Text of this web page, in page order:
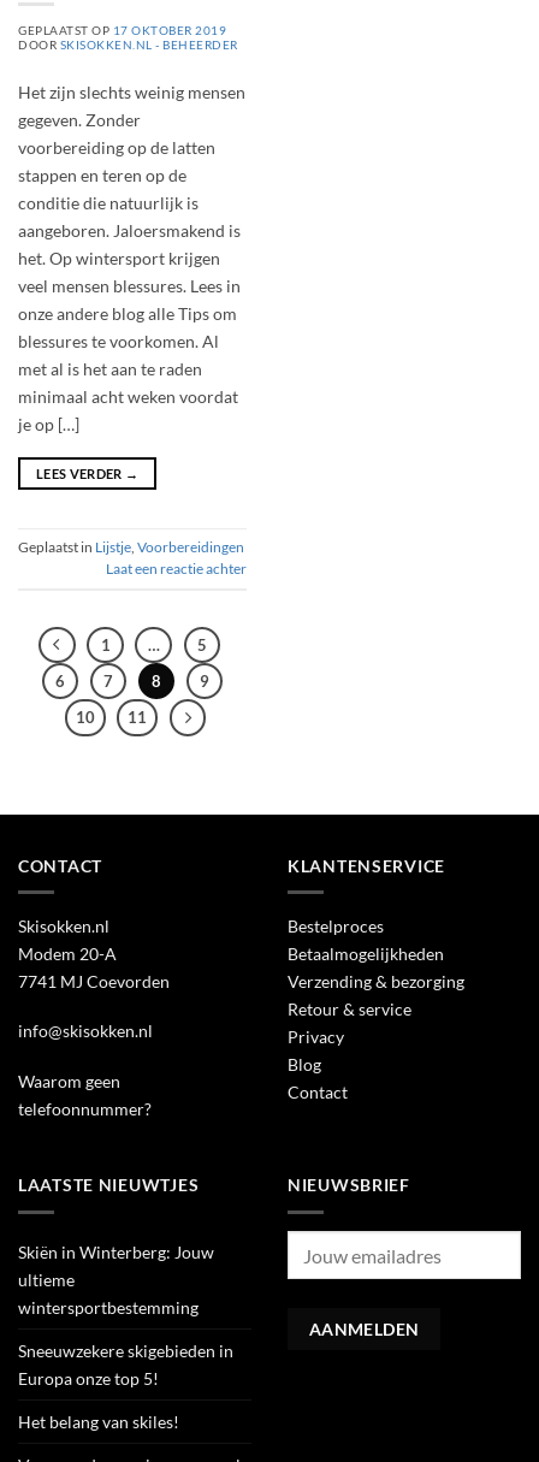
GEPLAATST OP 17 OKTOBER 2019
DOOR SKISOKKEN.NL - BEHEERDER
Het zijn slechts weinig mensen
gegeven. Zonder
voorbereiding op de latten
stappen en teren op de
conditie die natuurlijk is
aangeboren. Jaloersmakend is
het. Op wintersport krijgen
veel mensen blessures. Lees in
onze andere blog alle Tips om
blessures te voorkomen. Al
met al is het aan te raden
minimaal acht weken voordat
je op […]
LEES VERDER →
Geplaatst in Lijstje Voorbereidingen
Laat een reactie achter
1 …
5
6
7 8
9
10
11
CONTACT
Skisokken.nl
Modem 20-A
7741 MJ Coevorden
info@skisokken.nl
Waarom geen
telefoonnummer?
KLANTENSERVICE
Bestelproces
Betaalmogelijkheden
Verzending & bezorging
Retour & service
Privacy
Blog
Contact
LAATSTE NIEUWTJES
Skiën in Winterberg: Jouw
ultieme
wintersportbestemming
Sneeuwzekere skigebieden in
Europa onze top 5!
Het belang van skiles!
NIEUWSBRIEF